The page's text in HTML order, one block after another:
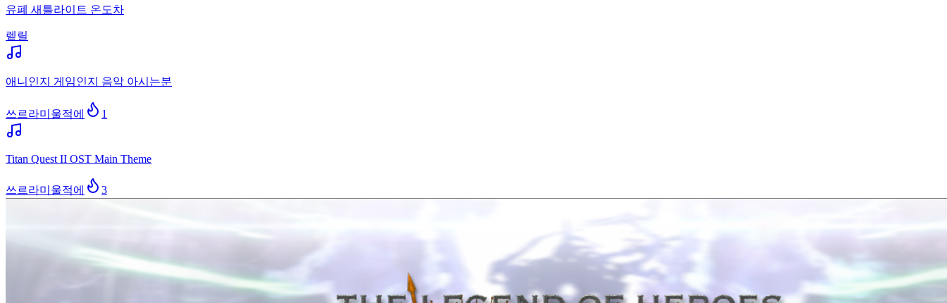
유폐 새틀라이트 온도차
렡릴
애니인지 게임인지 음악 아시는분
쓰르라미울적에 1
Titan Quest II OST Main Theme
쓰르라미울적에 3